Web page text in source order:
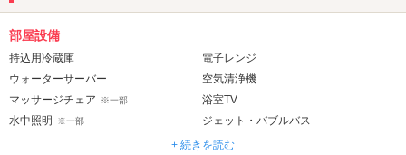
部屋設備
持込用冷蔵庫
電子レンジ
ウォーターサーバー
空気清浄機
マッサージチェア
※一部
浴室TV
水中照明
※一部
ジェット・バブルバス
+ 続きを読む